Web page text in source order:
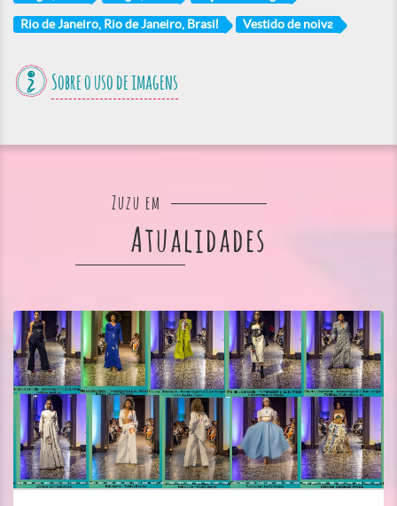
Rio de Janeiro, Rio de Janeiro, Brasil Vestido de noiva
Sobre o uso de imagens
Zuzu em
Atualidades